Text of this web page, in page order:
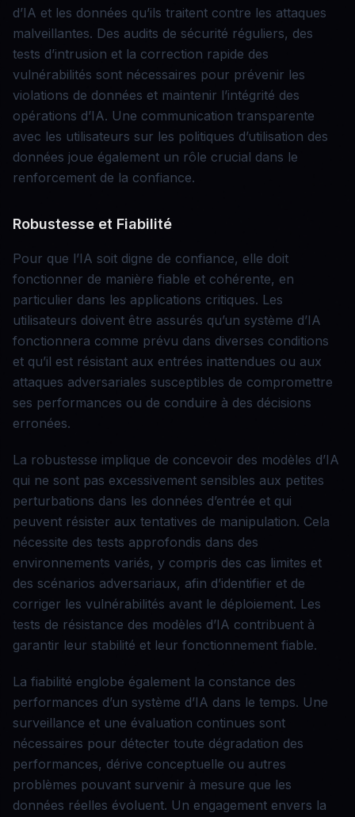
d’IA et les données qu’ils traitent contre les attaques
malveillantes. Des audits de sécurité réguliers, des
tests d’intrusion et la correction rapide des
vulnérabilités sont nécessaires pour prévenir les
violations de données et maintenir l’intégrité des
opérations d’IA. Une communication transparente
avec les utilisateurs sur les politiques d’utilisation des
données joue également un rôle crucial dans le
renforcement de la confiance.
Robustesse et Fiabilité
Pour que l’IA soit digne de confiance, elle doit
fonctionner de manière fiable et cohérente, en
particulier dans les applications critiques. Les
utilisateurs doivent être assurés qu’un système d’IA
fonctionnera comme prévu dans diverses conditions
et qu’il est résistant aux entrées inattendues ou aux
attaques adversariales susceptibles de compromettre
ses performances ou de conduire à des décisions
erronées.
La robustesse implique de concevoir des modèles d’IA
qui ne sont pas excessivement sensibles aux petites
perturbations dans les données d’entrée et qui
peuvent résister aux tentatives de manipulation. Cela
nécessite des tests approfondis dans des
environnements variés, y compris des cas limites et
des scénarios adversariaux, afin d’identifier et de
corriger les vulnérabilités avant le déploiement. Les
tests de résistance des modèles d’IA contribuent à
garantir leur stabilité et leur fonctionnement fiable.
La fiabilité englobe également la constance des
performances d’un système d’IA dans le temps. Une
surveillance et une évaluation continues sont
nécessaires pour détecter toute dégradation des
performances, dérive conceptuelle ou autres
problèmes pouvant survenir à mesure que les
données réelles évoluent. Un engagement envers la